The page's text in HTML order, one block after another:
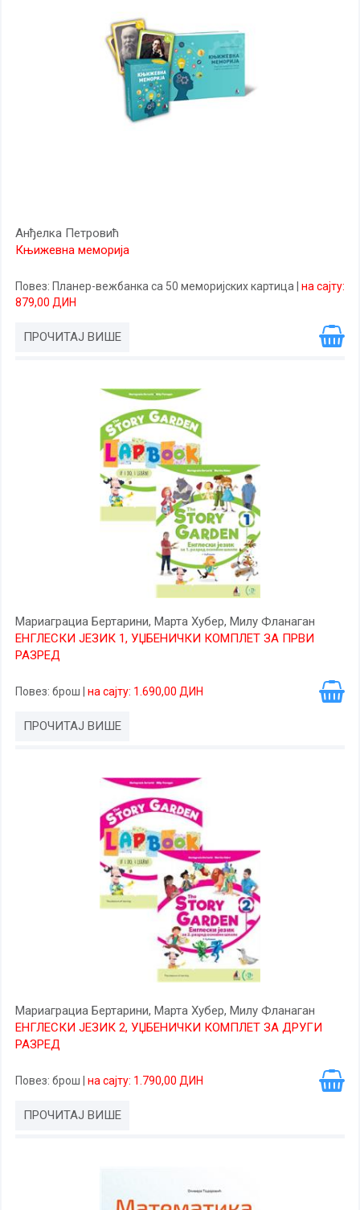
Анђелка Петровић
Књижевна меморија
Повез: Планер-вежбанка са 50 меморијских картица
на сајту:
879,00 ДИН
ПРОЧИТАЈ ВИШЕ
Мариаграциа Бертарини, Марта Хубер, Милy Фланаган
ЕНГЛЕСКИ ЈЕЗИК 1, УЏБЕНИЧКИ КОМПЛЕТ ЗА ПРВИ
РАЗРЕД
Повез: брош на сајту: 1.690,00 ДИН
ПРОЧИТАЈ ВИШЕ
Мариаграциа Бертарини, Марта Хубер, Милy Фланаган
ЕНГЛЕСКИ ЈЕЗИК 2, УЏБЕНИЧКИ КОМПЛЕТ ЗА ДРУГИ
РАЗРЕД
Повез: брош на сајту: 1.790,00 ДИН
ПРОЧИТАЈ ВИШЕ